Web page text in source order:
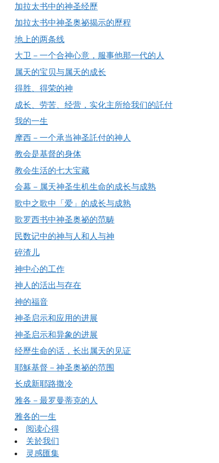
加拉太书中的神圣经歷
加拉太书中神圣奥祕揭示的歷程
地上的两条线
大卫－一个合神心意，服事他那一代的人
属天的宝贝与属天的成长
得胜、得荣的神
成长、劳苦、经营，实化主所给我们的託付
我的一生
摩西－一个承当神圣託付的神人
教会是基督的身体
教会生活的七大宝藏
会幕－属天神圣生机生命的成长与成熟
歌中之歌中「爱」的成长与成熟
歌罗西书中神圣奥祕的范畴
民数记中的神与人和人与神
碎渣儿
神中心的工作
神人的活出与存在
神的福音
神圣启示和应用的进展
神圣启示和异象的进展
经歷生命的话，长出属天的见证
耶穌基督－神圣奥祕的范围
长成新耶路撒冷
雅各－最罗曼蒂克的人
雅各的一生
阅读心得
关於我们
灵感匯集